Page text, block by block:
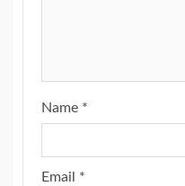
Name *
Email *